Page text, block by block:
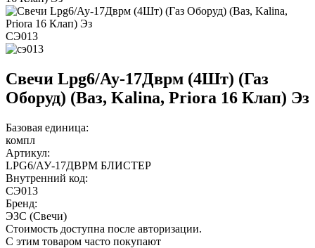
СЭ013
Свечи Lpg6/Ау-17Дврм (4Шт) (Газ
Оборуд) (Ваз, Kalina, Priora 16 Клап) Эз
Базовая единица:
компл
Артикул:
LPG6/АУ-17ДВРМ БЛИСТЕР
Внутренний код:
СЭ013
Бренд:
ЭЗС (Свечи)
Стоимость доступна после авторизации.
С этим товаром часто покупают